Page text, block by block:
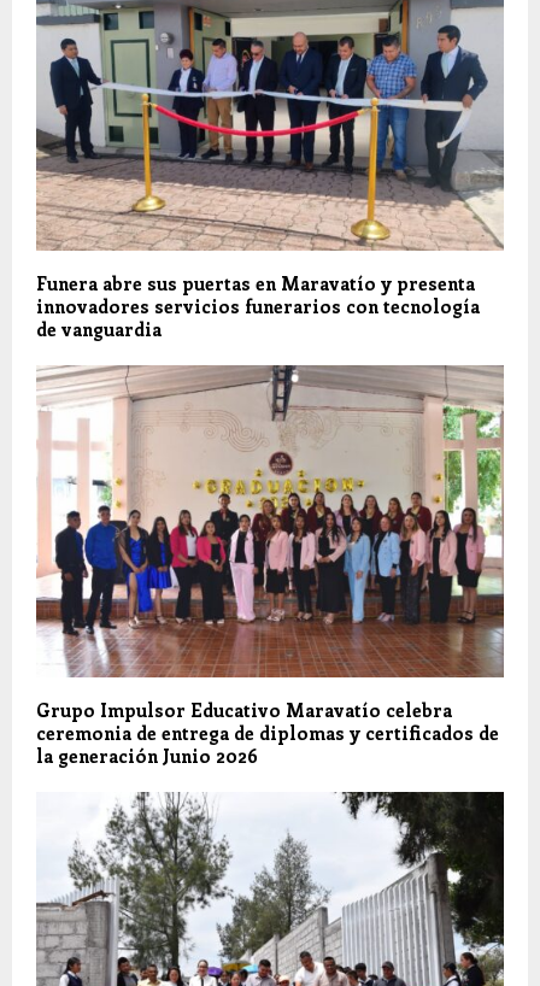
Funera abre sus puertas en Maravatío y presenta
innovadores servicios funerarios con tecnología
de vanguardia
Grupo Impulsor Educativo Maravatío celebra
ceremonia de entrega de diplomas y certificados de
la generación Junio 2026